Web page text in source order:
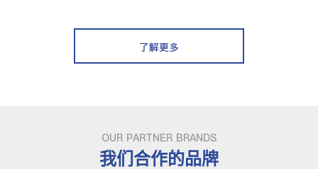
了解更多
OUR PARTNER BRANDS
我们合作的品牌